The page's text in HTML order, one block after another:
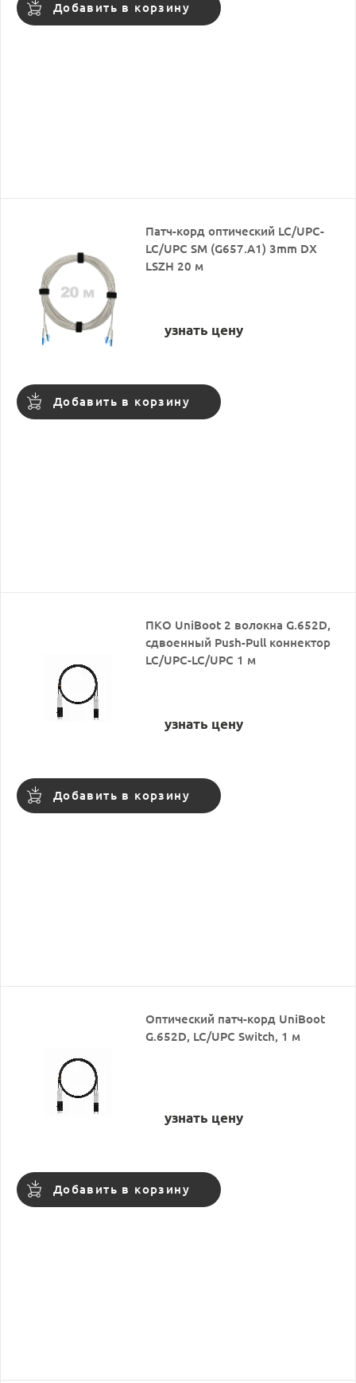
Добавить в корзину
Патч-корд оптический LC/UPC-
LC/UPC SM (G657.A1) 3mm DX
LSZH 20 м
узнать цену
Добавить в корзину
ПКО UniBoot 2 волокна G.652D,
сдвоенный Push-Pull коннектор
LC/UPC-LC/UPC 1 м
узнать цену
Добавить в корзину
Оптический патч-корд UniBoot
G.652D, LC/UPC Switch, 1 м
узнать цену
Добавить в корзину